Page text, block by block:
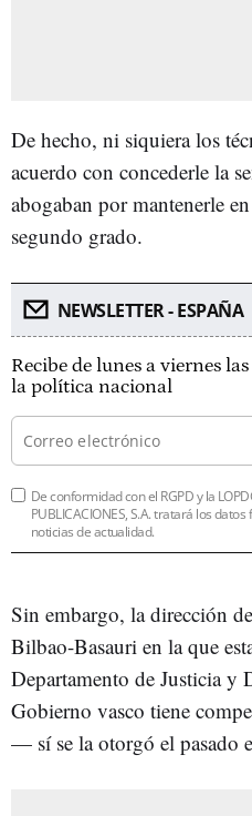
De hecho, ni siquiera los
acuerdo con concederle la
abogaban por mantenerle
segundo grado.
NEWSLETTER - ESPAÑA
Recibe de lunes a viernes
la política nacional
De conformidad con el RGPD y la
PUBLICACIONES, S.A. tratará los
noticias de actualidad.
Sin embargo, la dirección
Bilbao-Basauri en la que
Departamento de Justicia y
Gobierno vasco tiene
— sí se la otorgó el pasado